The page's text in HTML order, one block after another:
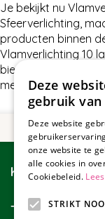
Je bekijkt nu
Sfeerverlichting,
producten binnen
Vlamverlichting 10
bieden hebben in
met ons op.
Klantenservice
Tuincollectie
Deze
gebruik van
Deze website
onze website te
alle cookies in
Cookiebeleid.
STRIKT